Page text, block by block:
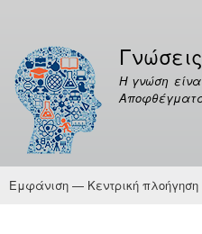
λογαριασμού
χρήστη
Γνώσεις
Η γνώση
Κεντρική
Εμφάνιση — Κεντρική πλοήγηση